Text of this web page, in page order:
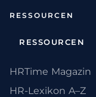
RESSOURCEN
RESSOURCEN
HRTime Magazin
HR-Lexikon A–Z